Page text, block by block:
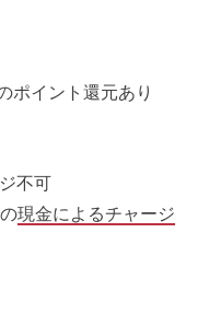
ポイント還元あり
不可
現金によるチャージ